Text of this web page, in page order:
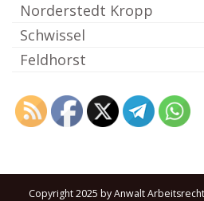
Norderstedt Kropp
Schwissel
Feldhorst
Copyright 2025 by Anwalt